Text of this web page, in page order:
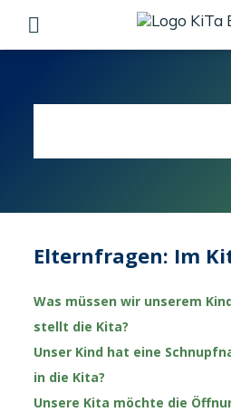
Elternfragen: Im
Was müssen wir unserem
stellt die Kita?
Unser Kind hat eine
in die Kita?
Unsere Kita möchte die